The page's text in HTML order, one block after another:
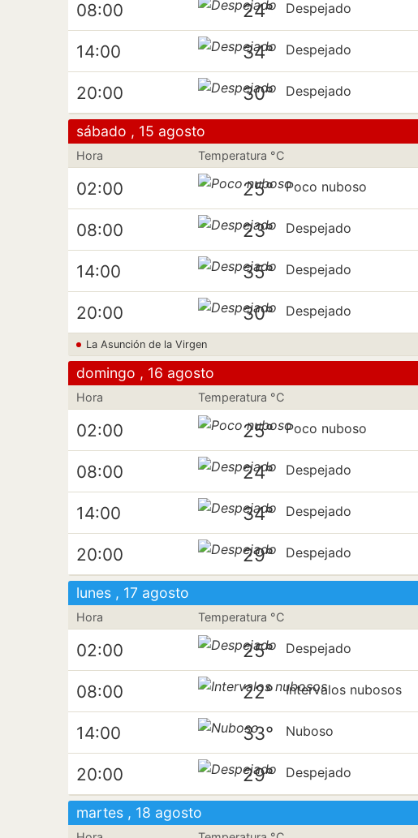
08:00 24° Despejado
14:00 34° Despejado
20:00 30° Despejado
sábado , 15 agosto
Hora Temperatura °C
02:00 25° Poco nuboso
08:00 23° Despejado
14:00 35° Despejado
20:00 30° Despejado
La Asunción de la Virgen
domingo , 16 agosto
Hora Temperatura °C
02:00 25° Poco nuboso
08:00 24° Despejado
14:00 34° Despejado
20:00 29° Despejado
lunes , 17 agosto
Hora Temperatura °C
02:00 25° Despejado
08:00 22° Intervalos nubosos
14:00 33° Nuboso
20:00 29° Despejado
martes , 18 agosto